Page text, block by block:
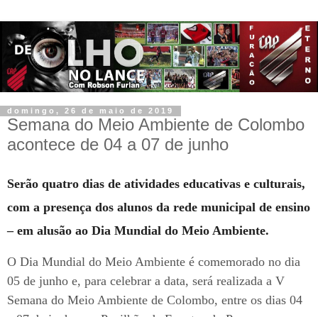
domingo, 26 de maio de 2019
Semana do Meio Ambiente de Colombo
acontece de 04 a 07 de junho
Serão quatro dias de atividades educativas e culturais,
com a presença dos alunos da rede municipal de ensino
– em alusão ao Dia Mundial do Meio Ambiente.
O Dia Mundial do Meio Ambiente é comemorado no dia
05 de junho e, para celebrar a data, será realizada a V
Semana do Meio Ambiente de Colombo, entre os dias 04